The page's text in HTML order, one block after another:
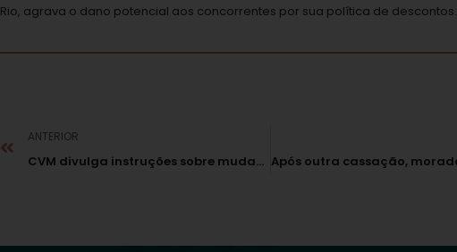
Rio, agrava o dano potencial aos concorrentes por sua política de descontos.
ANTERIOR
CVM divulga instruções sobre mudança de fundos